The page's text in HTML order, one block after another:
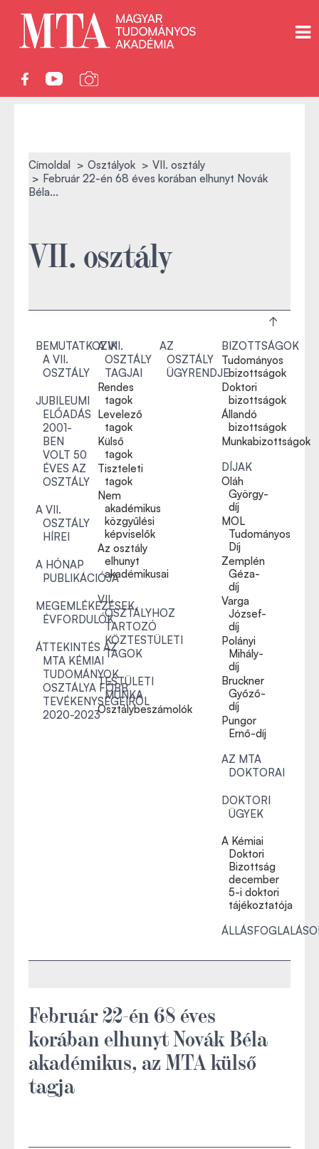
Címoldal Osztályok
VII. osztály
Február 22-én 68 éves korában elhunyt Novák
Béla...
VII. osztály
BEMUTATKOZIK
A VII.
OSZTÁLY
JUBILEUMI
ELŐADÁS
2001-
BEN
VOLT 50
ÉVES AZ
OSZTÁLY
A VII.
OSZTÁLY
HÍREI
A HÓNAP
PUBLIKÁCIÓJA
MEGEMLÉKEZÉSEK,
ÉVFORDULÓK
ÁTTEKINTÉS AZ
MTA KÉMIAI
TUDOMÁNYOK
OSZTÁLYA FŐBB
TEVÉKENYSÉGEIRŐL
2020-2023
A VII.
OSZTÁLY
TAGJAI
Rendes
tagok
Levelező
tagok
Külső
tagok
Tiszteleti
tagok
Nem
akadémikus
közgyűlési
képviselők
Az osztály
elhunyt
akadémikusai
VII.
OSZTÁLYHOZ
TARTOZÓ
KÖZTESTÜLETI
TAGOK
TESTÜLETI
MUNKA
Osztálybeszámolók
AZ
OSZTÁLY
ÜGYRENDJE
BIZOTTSÁGOK
Tudományos
bizottságok
Doktori
bizottságok
Állandó
bizottságok
Munkabizottságok
DÍJAK
Oláh
György-
díj
MOL
Tudományos
Díj
Zemplén
Géza-
díj
Varga
József-
díj
Polányi
Mihály-
díj
Bruckner
Győző-
díj
Pungor
Ernő-díj
AZ MTA
DOKTORAI
DOKTORI
ÜGYEK
A Kémiai
Doktori
Bizottság
december
5-i doktori
tájékoztatója
Február 22-én 68 éves
korában elhunyt Novák Béla
akadémikus, az MTA külső
tagja